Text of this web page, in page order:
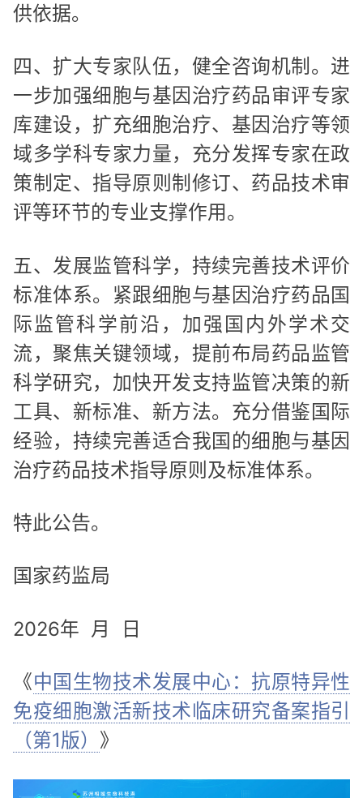
供依据。
四、扩大专家队伍，健全咨询机制。进
一步加强细胞与基因治疗药品审评专家
库建设，扩充细胞治疗、基因治疗等领
域多学科专家力量，充分发挥专家在政
策制定、指导原则制修订、药品技术审
评等环节的专业支撑作用。
五、发展监管科学，持续完善技术评价
标准体系。紧跟细胞与基因治疗药品国
际监管科学前沿，加强国内外学术交
流，聚焦关键领域，提前布局药品监管
科学研究，加快开发支持监管决策的新
工具、新标准、新方法。充分借鉴国际
经验，持续完善适合我国的细胞与基因
治疗药品技术指导原则及标准体系。
特此公告。
国家药监局
2026年 月 日
《中国生物技术发展中心：抗原特异性
免疫细胞激活新技术临床研究备案指引
（第1版） 》